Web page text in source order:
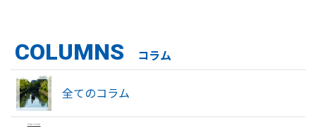
COLUMNS コラム
全てのコラム